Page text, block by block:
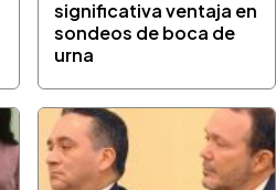
significativa ventaja en
sondeos de boca de
urna